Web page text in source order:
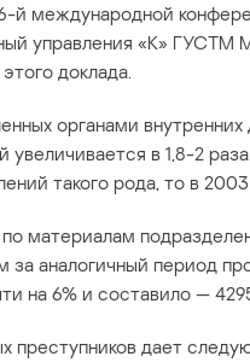
й международной
управления «К»
доклада.
органами
в 1,8-2
такого рода, то в
материалам
аналогичный период
на 6% и составило —
преступников дает